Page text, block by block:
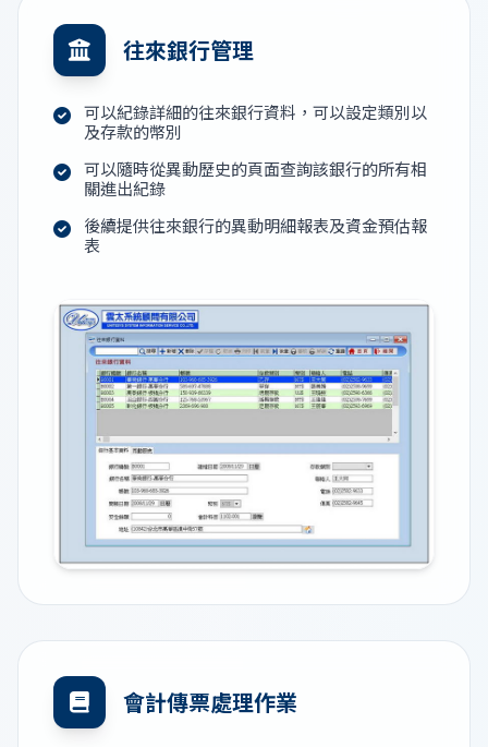
往來銀行管理
可以紀錄詳細的往來銀行資料，可以設定類別以
及存款的幣別
可以隨時從異動歷史的頁面查詢該銀行的所有相
關進出紀錄
後續提供往來銀行的異動明細報表及資金預估報
表
會計傳票處理作業